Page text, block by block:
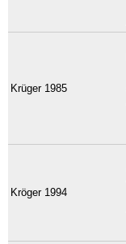
Krüger 1985
Kröger 1994